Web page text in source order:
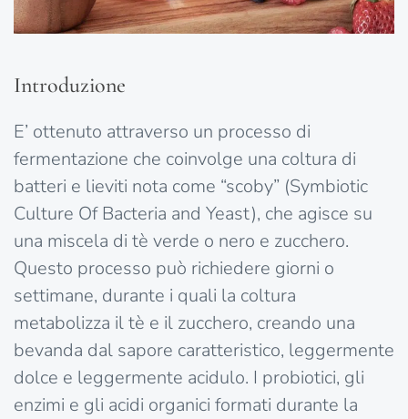
Introduzione
E’ ottenuto attraverso un processo di
fermentazione che coinvolge una coltura di
batteri e lieviti nota come “scoby” (Symbiotic
Culture Of Bacteria and Yeast), che agisce su
una miscela di tè verde o nero e zucchero.
Questo processo può richiedere giorni o
settimane, durante i quali la coltura
metabolizza il tè e il zucchero, creando una
bevanda dal sapore caratteristico, leggermente
dolce e leggermente acidulo. I probiotici, gli
enzimi e gli acidi organici formati durante la